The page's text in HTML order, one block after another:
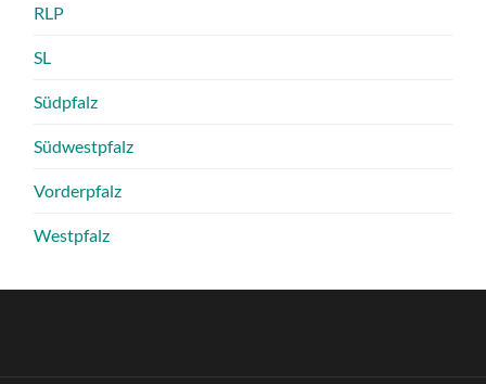
RLP
SL
Südpfalz
Südwestpfalz
Vorderpfalz
Westpfalz